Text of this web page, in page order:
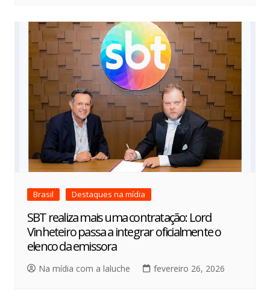
Brasil Destaques na mídia
SBT realiza mais uma contratação: Lord
Vinheteiro passa a integrar oficialmente o
elenco da emissora
Na mídia com a laluche fevereiro 26, 2026